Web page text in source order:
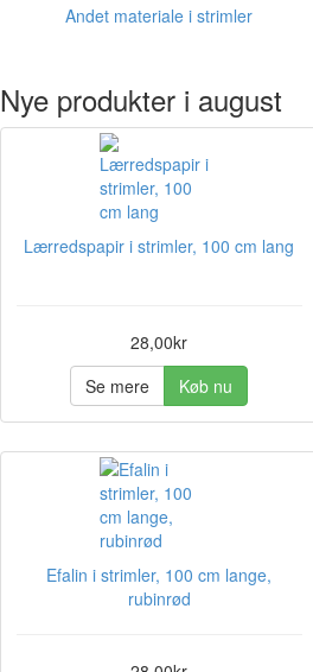
Andet materiale i strimler
Nye produkter i august
Lærredspapir i strimler, 100 cm lang
28,00kr
Se mere
Køb nu
Efalin i strimler, 100 cm lange,
rubinrød